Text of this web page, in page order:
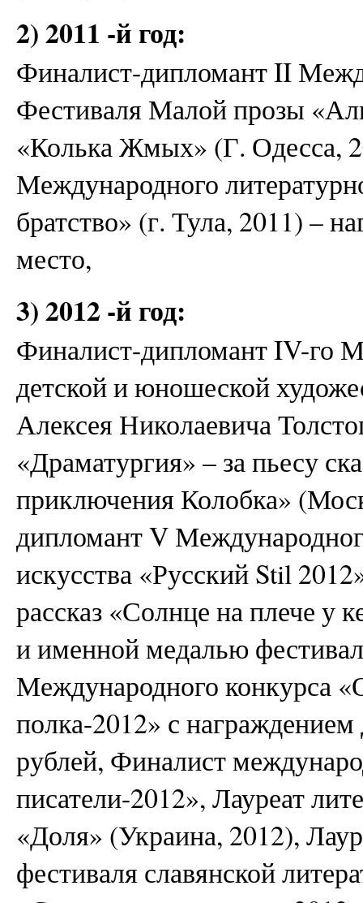
2) 2011 -й год:
Финалист-дипломант II
Фестиваля Малой прозы
«Колька Жмых» (Г. Одесса,
Международного
братство» (г. Тула, 2011) –
место,
3) 2012 -й год:
Финалист-дипломант IV-го
детской и юношеской
Алексея Николаевича
«Драматургия» – за пьесу
приключения Колобка»
дипломант V
искусства «Русский Stil
рассказ «Солнце на плече у
и именной медалью
Международного конкурса
полка-2012» с
рублей, Финалист
писатели-2012», Лауреат
«Доля» (Украина, 2012),
фестиваля славянской